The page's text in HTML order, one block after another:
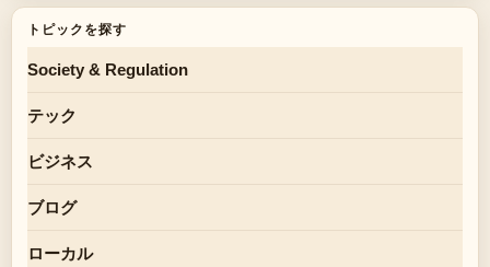
トピックを探す
Society & Regulation
テック
ビジネス
ブログ
ローカル